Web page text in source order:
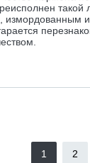
такой
и
1 2